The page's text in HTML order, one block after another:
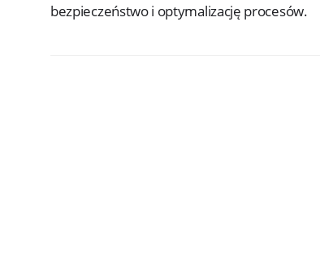
bezpieczeństwo i optymalizację procesów.